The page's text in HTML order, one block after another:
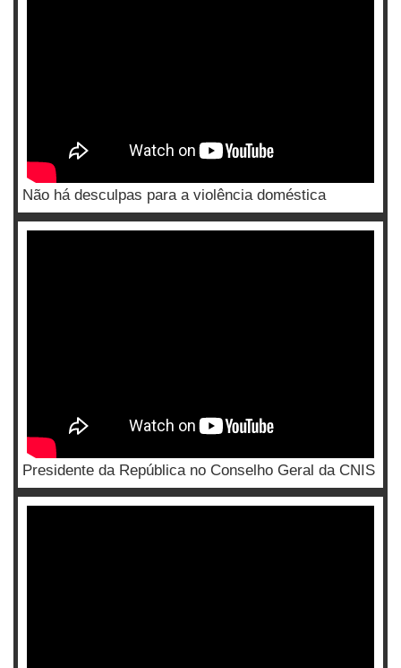
Não há desculpas para a violência doméstica
Presidente da República no Conselho Geral da CNIS